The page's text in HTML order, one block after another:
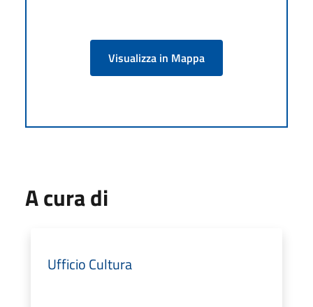
Visualizza in Mappa
A cura di
Ufficio Cultura